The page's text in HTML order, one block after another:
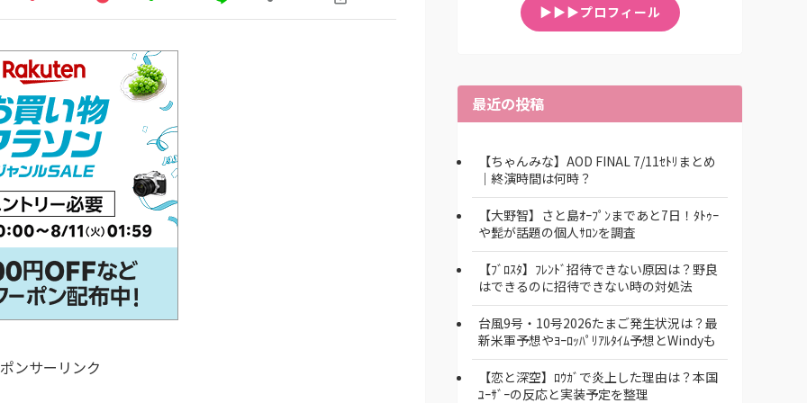
ンサーリンク
▶▶▶プロフィール
最近の投稿
【ちゃんみな】AOD FINAL 7/11ｾﾄﾘまとめ
｜終演時間は何時？
【大野智】さと島ｵｰﾌﾟﾝまであと7日！ﾀﾄｩｰ
や髭が話題の個人ｻﾛﾝを調査
【ﾌﾞﾛｽﾀ】ﾌﾚﾝﾄﾞ招待できない原因は？野良
はできるのに招待できない時の対処法
台風9号・10号2026たまご発生状況は？最
新米軍予想やﾖｰﾛｯﾊﾟﾘｱﾙﾀｲﾑ予想とWindyも
【恋と深空】ﾛｳｶﾞで炎上した理由は？本国
ﾕｰｻﾞｰの反応と実装予定を整理